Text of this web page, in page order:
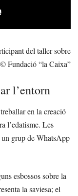
del taller sobre
© Fundació “la Caixa”
l’entorn
en la creació
l’edatisme. Les
un grup de WhatsApp
esbossos sobre la
la saviesa; el